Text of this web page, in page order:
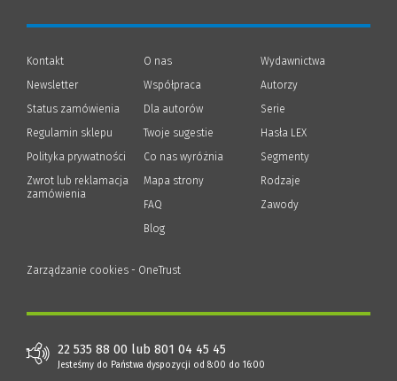
Kontakt
Newsletter
Status zamówienia
Regulamin sklepu
Polityka prywatności (Nowe
(Link
innej
Zwrot lub reklamacja
zamówienia
O nas
Współpraca
Dla autorów(Nowe
(Link
innej
strony)
Twoje sugestie
Co nas wyróżnia
Mapa strony
FAQ
Blog
Wydawnictwa
Autorzy
Serie
Hasła LEX
Segmenty
Rodzaje
Zawody
Zarządzanie cookies - OneTrust
22 535 88 00 lub 801 04 45 45
Jesteśmy do Państwa dyspozycji od 8:00 do 16:00